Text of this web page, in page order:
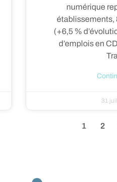
numérique
établissements,
(+6,5 %
d’emplois en
31
1 2